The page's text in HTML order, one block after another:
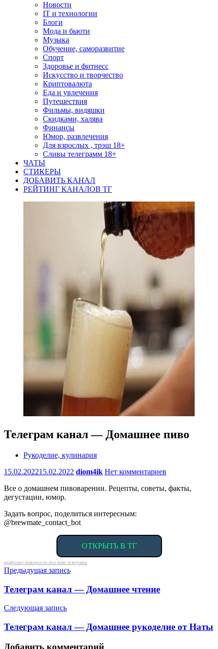
Новости
IT и технологии
Блоги
Мода и бьюти
Музыка
Обучение, саморазвитие
Спорт
Здоровье и фитнесс
Искусство и творчество
Криптовалюта
Еда и увлечения
Путешествия
Фильмы, видяшки
Скидками, халява
Финансы
Юмор, развлечения
Для взрослых , трэш 18+
Сливы телеграмм 18+
ЧАТЫ
СТИКЕРЫ
ДОБАВИТЬ КАНАЛ
РЕЙТИНГ КАНАЛОВ ТГ
Телеграм канал — Домашнее пиво
Рукоделие, кулинария
15.02.202215.02.2022 diom4ik Нет комментариев
Все о домашнем пивоварении. Рецепты, советы, факты,
дегустации, юмор.
Задать вопрос, поделиться интересным:
@brewmate_contact_bot
ОТКРЫТЬ В ТГ
Метки
крафтовое пивопросто про пиво телеграмм
Навигация
по
записям
Предыдущая запись
Телеграм канал — Домашнее чтение
Следующая запись
Телеграм канал — Домашнее рукоделие от Наты
Добавить комментарий